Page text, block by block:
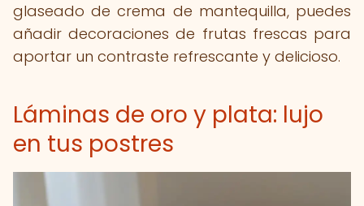
glaseado de crema de mantequilla, puedes
añadir decoraciones de frutas frescas para
aportar un contraste refrescante y delicioso.
Láminas de oro y plata: lujo
en tus postres